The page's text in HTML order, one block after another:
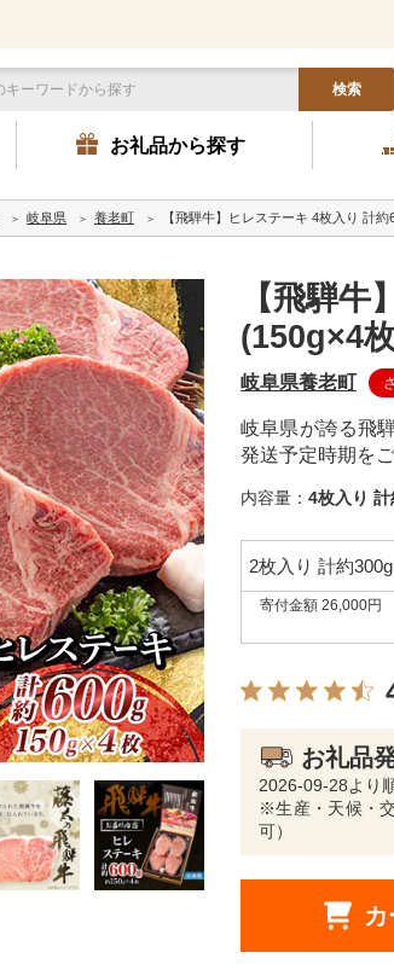
検索
お礼品から探す
岐阜県 養老町 【飛騨牛】ヒレステーキ 4枚入り 計
【飛騨
(150g×4
岐阜県養老町
岐阜県が誇る飛
発送予定時期を
内容量： 4枚入り
2枚入り 計約300g
寄付金額 26,000円
お礼品
2026-09-28より
※生産・天候・
可）